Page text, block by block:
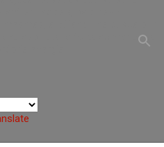
espiritual e fortalecimento da